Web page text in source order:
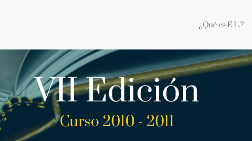
¿Qué es E.L.?
VII Edición
Curso 2010 - 2011